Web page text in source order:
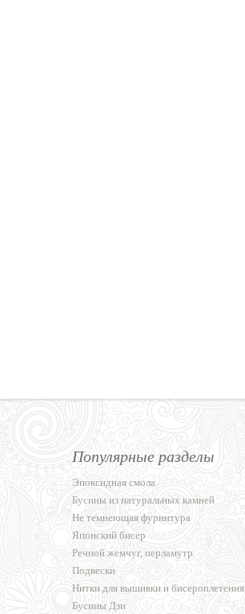
Популярные разделы
Эпоксидная смола
Бусины из натуральных камней
Не темнеющая фурнитура
Японский бисер
Речной жемчуг, перламутр
Подвески
Нитки для вышивки и бисероплетения
Бусины Дзи